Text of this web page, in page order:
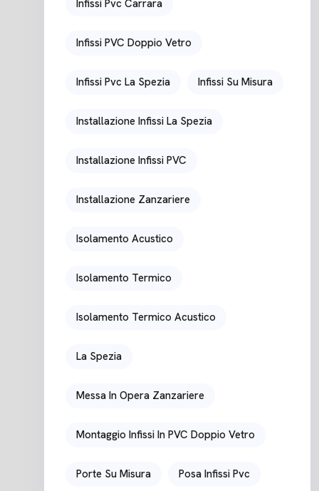
Infissi Pvc Carrara
Infissi PVC Doppio Vetro
Infissi Pvc La Spezia Infissi Su Misura
Installazione Infissi La Spezia
Installazione Infissi PVC
Installazione Zanzariere
Isolamento Acustico
Isolamento Termico
Isolamento Termico Acustico
La Spezia
Messa In Opera Zanzariere
Montaggio Infissi In PVC Doppio Vetro
Porte Su Misura Posa Infissi Pvc